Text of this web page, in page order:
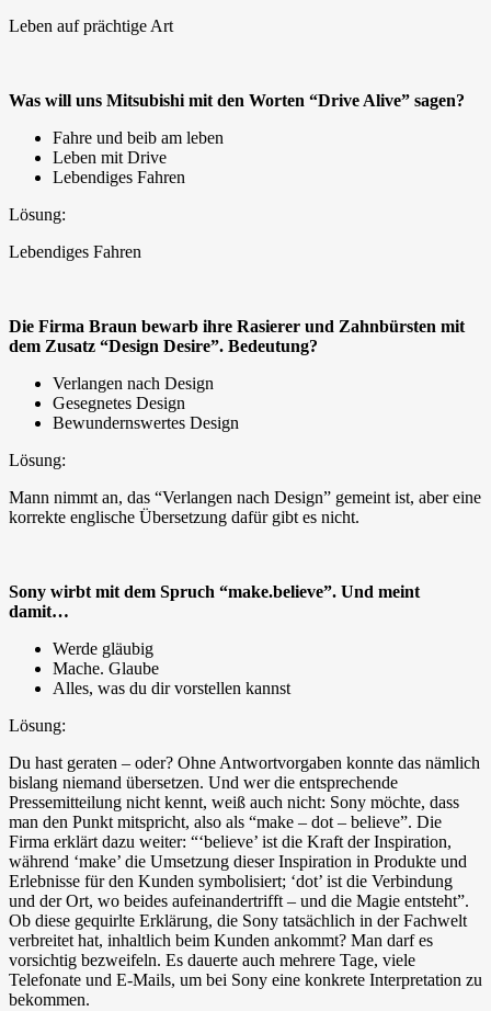
Leben auf prächtige Art
Was will uns Mitsubishi mit den Worten “Drive Alive” sagen?
Fahre und beib am leben
Leben mit Drive
Lebendiges Fahren
Lösung:
Lebendiges Fahren
Die Firma Braun bewarb ihre Rasierer und Zahnbürsten mit
dem Zusatz “Design Desire”. Bedeutung?
Verlangen nach Design
Gesegnetes Design
Bewundernswertes Design
Lösung:
Mann nimmt an, das “Verlangen nach Design” gemeint ist, aber eine
korrekte englische Übersetzung dafür gibt es nicht.
Sony wirbt mit dem Spruch “make.believe”. Und meint
damit…
Werde gläubig
Mache. Glaube
Alles, was du dir vorstellen kannst
Lösung:
Du hast geraten – oder? Ohne Antwortvorgaben konnte das nämlich
bislang niemand übersetzen. Und wer die entsprechende
Pressemitteilung nicht kennt, weiß auch nicht: Sony möchte, dass
man den Punkt mitspricht, also als “make – dot – believe”. Die
Firma erklärt dazu weiter: “‘believe’ ist die Kraft der Inspiration,
während ‘make’ die Umsetzung dieser Inspiration in Produkte und
Erlebnisse für den Kunden symbolisiert; ‘dot’ ist die Verbindung
und der Ort, wo beides aufeinandertrifft – und die Magie entsteht”.
Ob diese gequirlte Erklärung, die Sony tatsächlich in der Fachwelt
verbreitet hat, inhaltlich beim Kunden ankommt? Man darf es
vorsichtig bezweifeln. Es dauerte auch mehrere Tage, viele
Telefonate und E-Mails, um bei Sony eine konkrete Interpretation zu
bekommen.